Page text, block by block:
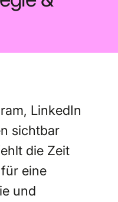
LinkedIn
sichtbar
die Zeit
eine
und